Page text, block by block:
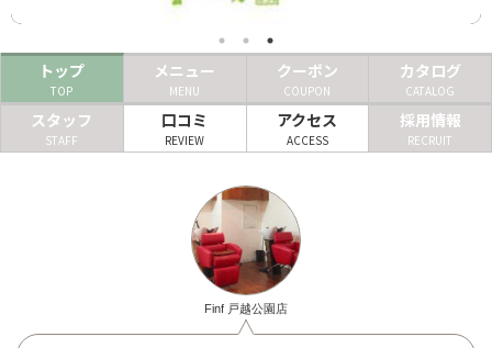
リラクゼーションサロン
美容クリニック
トップ
TOP
メニュー
MENU
クーポン
COUPON
カタログ
CATALOG
スタッフ
STAFF
口コミ
REVIEW
アクセス
ACCESS
採用情報
RECRUIT
Finf 戸越公園店